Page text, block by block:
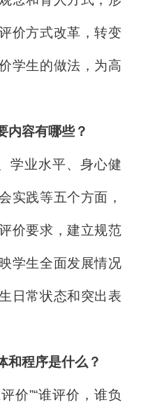
价方式改革，转变
学生的做法，为高
内容有哪些？
学业水平、身心健
实践等五个方面，
价要求，建立规范
学生全面发展情况
日常状态和突出表
和程序是什么？
价”“谁评价，谁负